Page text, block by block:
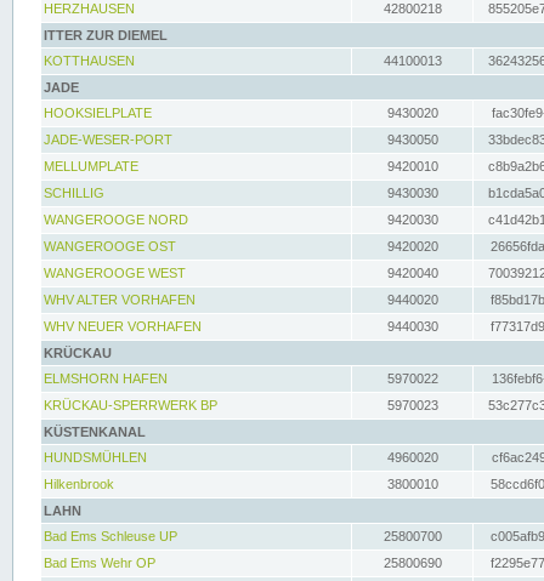
HERZHAUSEN
42800218
ITTER ZUR DIEMEL
KOTTHAUSEN
44100013
JADE
HOOKSIELPLATE
9430020
JADE-WESER-PORT
9430050
MELLUMPLATE
9420010
SCHILLIG
9430030
WANGEROOGE NORD
9420030
WANGEROOGE OST
9420020
WANGEROOGE WEST
9420040
WHV ALTER VORHAFEN
9440020
WHV NEUER VORHAFEN
9440030
KRÜCKAU
ELMSHORN HAFEN
5970022
KRÜCKAU-SPERRWERK BP
5970023
KÜSTENKANAL
HUNDSMÜHLEN
4960020
Hilkenbrook
3800010
LAHN
Bad Ems Schleuse UP
25800700
Bad Ems Wehr OP
25800690